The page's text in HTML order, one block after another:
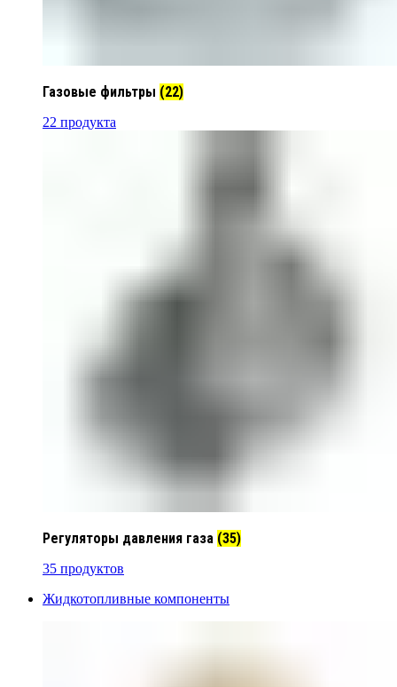
Газовые фильтры (22)
22 продукта
Регуляторы давления газа (35)
35 продуктов
Жидкотопливные компоненты